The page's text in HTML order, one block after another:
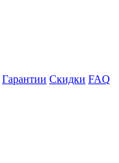
Гарантии Скидки FAQ